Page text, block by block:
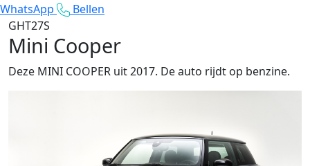
WhatsApp
Bellen
GHT27S
Mini Cooper
Deze MINI COOPER uit 2017. De auto rijdt op benzine.